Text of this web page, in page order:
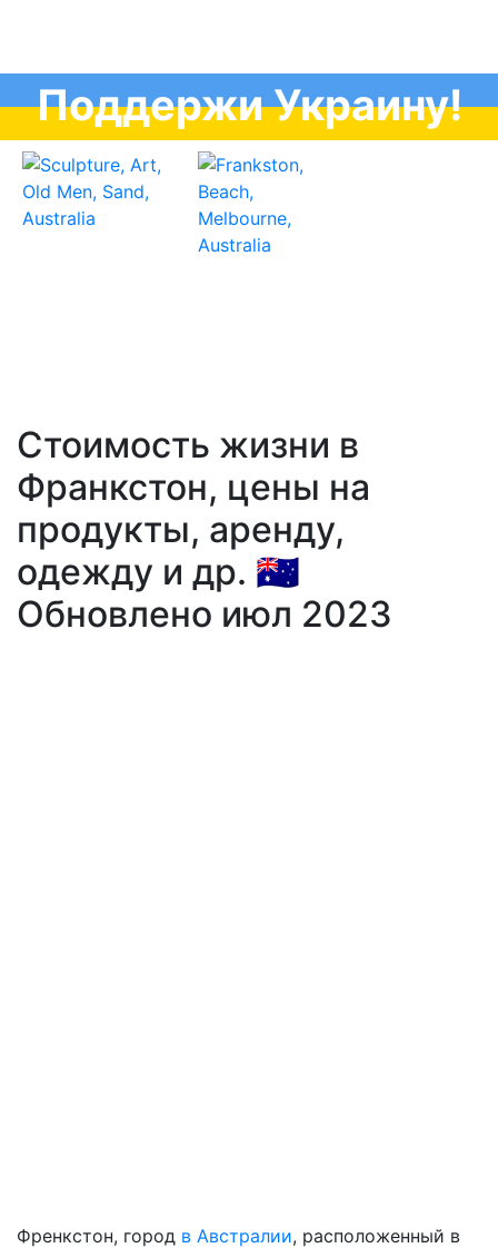
Поддержи Украину!
Стоимость жизни в
Франкстон, цены на
продукты, аренду,
одежду и др. 🇦🇺
Обновлено июл 2023
Френкстон, город в Австралии, расположенный в